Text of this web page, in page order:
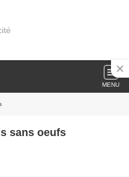
MENU
sans oeufs